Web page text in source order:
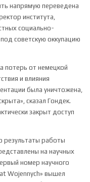
напрямую переведена
института,
социально-
советскую оккупацию
потерь от немецкой
и влияния
была уничтожена,
сказал Гондек.
закрыт доступ
результаты работы
на научных
номер научного
Wojennych» вышел